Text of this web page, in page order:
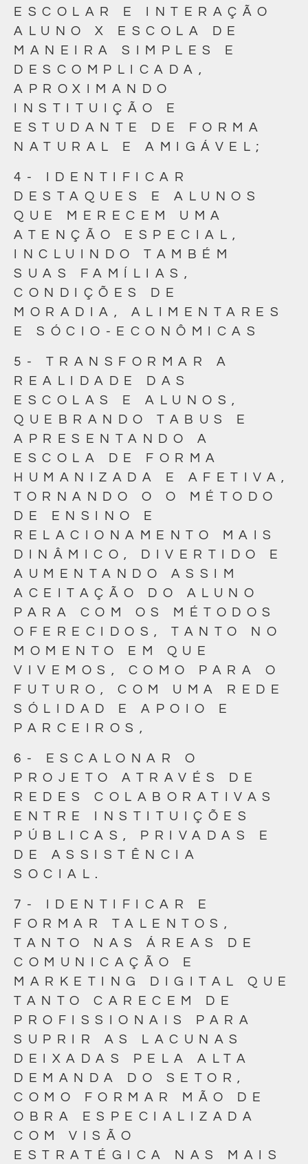
ESCOLAR E INTERAÇÃO
ALUNO X ESCOLA DE
MANEIRA SIMPLES E
DESCOMPLICADA,
APROXIMANDO
INSTITUIÇÃO E
ESTUDANTE DE FORMA
NATURAL E AMIGÁVEL;
4- IDENTIFICAR
DESTAQUES E ALUNOS
QUE MERECEM UMA
ATENÇÃO ESPECIAL,
INCLUINDO TAMBÉM
SUAS FAMÍLIAS,
CONDIÇÕES DE
MORADIA, ALIMENTARES
E SÓCIO-ECONÔMICAS
5- TRANSFORMAR A
REALIDADE DAS
ESCOLAS E ALUNOS,
QUEBRANDO TABUS E
APRESENTANDO A
ESCOLA DE FORMA
HUMANIZADA E AFETIVA,
TORNANDO O O MÉTODO
DE ENSINO E
RELACIONAMENTO MAIS
DINÂMICO, DIVERTIDO E
AUMENTANDO ASSIM
ACEITAÇÃO DO ALUNO
PARA COM OS MÉTODOS
OFERECIDOS, TANTO NO
MOMENTO EM QUE
VIVEMOS, COMO PARA O
FUTURO, COM UMA REDE
SÓLIDAD E APOIO E
PARCEIROS,
6- ESCALONAR O
PROJETO ATRAVÉS DE
REDES COLABORATIVAS
ENTRE INSTITUIÇÕES
PÚBLICAS, PRIVADAS E
DE ASSISTÊNCIA
SOCIAL.
7- IDENTIFICAR E
FORMAR TALENTOS,
TANTO NAS ÁREAS DE
COMUNICAÇÃO E
MARKETING DIGITAL QUE
TANTO CARECEM DE
PROFISSIONAIS PARA
SUPRIR AS LACUNAS
DEIXADAS PELA ALTA
DEMANDA DO SETOR,
COMO FORMAR MÃO DE
OBRA ESPECIALIZADA
COM VISÃO
ESTRATÉGICA NAS MAIS